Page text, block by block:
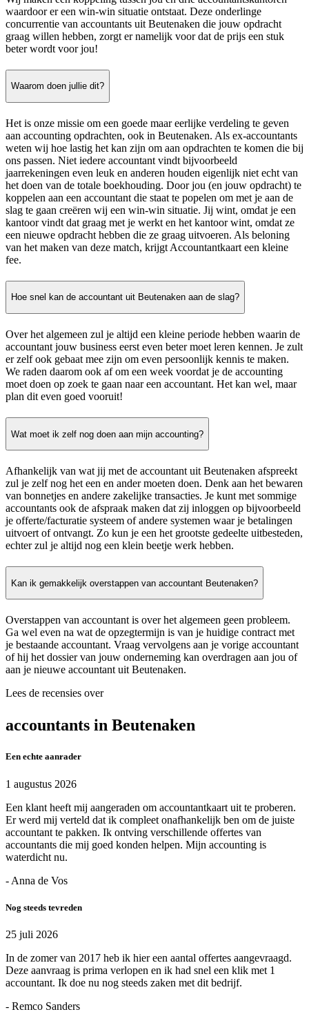
waardoor er een win-win situatie ontstaat. Deze onderlinge
concurrentie van accountants uit Beutenaken die jouw opdracht
graag willen hebben, zorgt er namelijk voor dat de prijs een stuk
beter wordt voor jou!
Waarom doen jullie dit?
Het is onze missie om een goede maar eerlijke verdeling te geven
aan accounting opdrachten, ook in Beutenaken. Als ex-accountants
weten wij hoe lastig het kan zijn om aan opdrachten te komen die bij
ons passen. Niet iedere accountant vindt bijvoorbeeld
jaarrekeningen even leuk en anderen houden eigenlijk niet echt van
het doen van de totale boekhouding. Door jou (en jouw opdracht) te
koppelen aan een accountant die staat te popelen om met je aan de
slag te gaan creëren wij een win-win situatie. Jij wint, omdat je een
kantoor vindt dat graag met je werkt en het kantoor wint, omdat ze
een nieuwe opdracht hebben die ze graag uitvoeren. Als beloning
van het maken van deze match, krijgt Accountantkaart een kleine
fee.
Hoe snel kan de accountant uit Beutenaken aan de slag?
Over het algemeen zul je altijd een kleine periode hebben waarin de
accountant jouw business eerst even beter moet leren kennen. Je zult
er zelf ook gebaat mee zijn om even persoonlijk kennis te maken.
We raden daarom ook af om een week voordat je de accounting
moet doen op zoek te gaan naar een accountant. Het kan wel, maar
plan dit even goed vooruit!
Wat moet ik zelf nog doen aan mijn accounting?
Afhankelijk van wat jij met de accountant uit Beutenaken afspreekt
zul je zelf nog het een en ander moeten doen. Denk aan het bewaren
van bonnetjes en andere zakelijke transacties. Je kunt met sommige
accountants ook de afspraak maken dat zij inloggen op bijvoorbeeld
je offerte/facturatie systeem of andere systemen waar je betalingen
uitvoert of ontvangt. Zo kun je een het grootste gedeelte uitbesteden,
echter zul je altijd nog een klein beetje werk hebben.
Kan ik gemakkelijk overstappen van accountant Beutenaken?
Overstappen van accountant is over het algemeen geen probleem.
Ga wel even na wat de opzegtermijn is van je huidige contract met
je bestaande accountant. Vraag vervolgens aan je vorige accountant
of hij het dossier van jouw onderneming kan overdragen aan jou of
aan je nieuwe accountant uit Beutenaken.
Lees de recensies over
accountants in Beutenaken
Een echte aanrader
1 augustus 2026
Een klant heeft mij aangeraden om accountantkaart uit te proberen.
Er werd mij verteld dat ik compleet onafhankelijk ben om de juiste
accountant te pakken. Ik ontving verschillende offertes van
accountants die mij goed konden helpen. Mijn accounting is
waterdicht nu.
- Anna de Vos
Nog steeds tevreden
25 juli 2026
In de zomer van 2017 heb ik hier een aantal offertes aangevraagd.
Deze aanvraag is prima verlopen en ik had snel een klik met 1
accountant. Ik doe nu nog steeds zaken met dit bedrijf.
- Remco Sanders